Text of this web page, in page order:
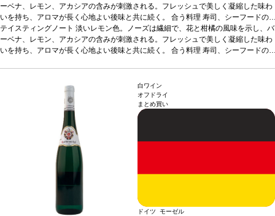
ーベナ、レモン、アカシアの含みが刺激される。フレッシュで美しく凝縮した味わ
いを持ち、アロマが長く心地よい後味と共に続く。 合う料理 寿司、シーフードの
前菜、フレッシュチーズなどと好相性
葡萄品種リースリング、ピノ・グリ*本ヴィ
ンテージが在庫切れの場合、在庫があり価格が同様の場合は自動的に次のヴィンテ
ージに変更されます、ご了承ください。
テイスティングノート 淡いレモン色。ノーズは繊細で、花と柑橘の風味を示し、バ
ーベナ、レモン、アカシアの含みが刺激される。フレッシュで美しく凝縮した味わ
いを持ち、アロマが長く心地よい後味と共に続く。 合う料理 寿司、シーフードの
ージに変更されます、ご了承ください。
白ワイン
オフドライ
まとめ買い
ドイツ モーゼル